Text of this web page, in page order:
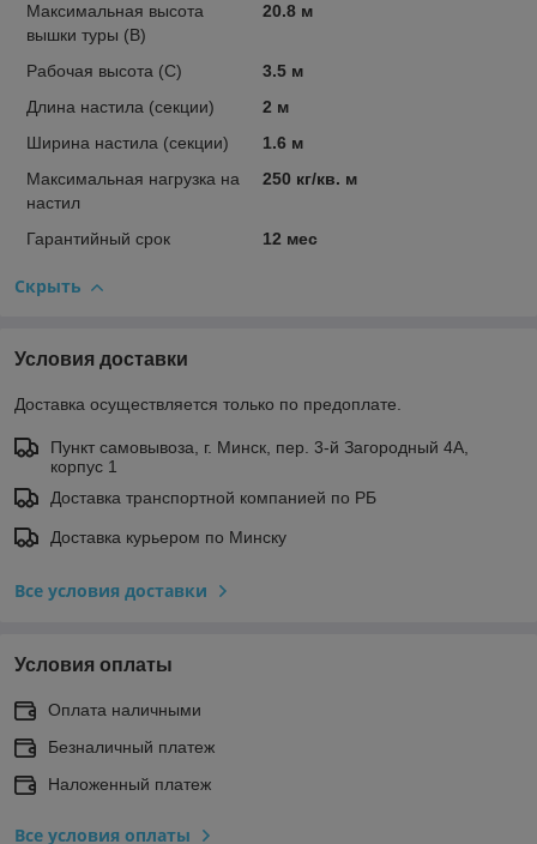
Максимальная высота
вышки туры (В)
20.8 м
Рабочая высота (С)
3.5 м
Длина настила (секции)
2 м
Ширина настила (секции)
1.6 м
Максимальная нагрузка на
настил
250 кг/кв. м
Гарантийный срок 12 мес
Скрыть
Условия доставки
Доставка осуществляется только по предоплате.
Пункт самовывоза, г. Минск, пер. 3-й Загородный 4А,
корпус 1
Доставка транспортной компанией по РБ
Доставка курьером по Минску
Все условия доставки
Условия оплаты
Оплата наличными
Безналичный платеж
Наложенный платеж
Все условия оплаты